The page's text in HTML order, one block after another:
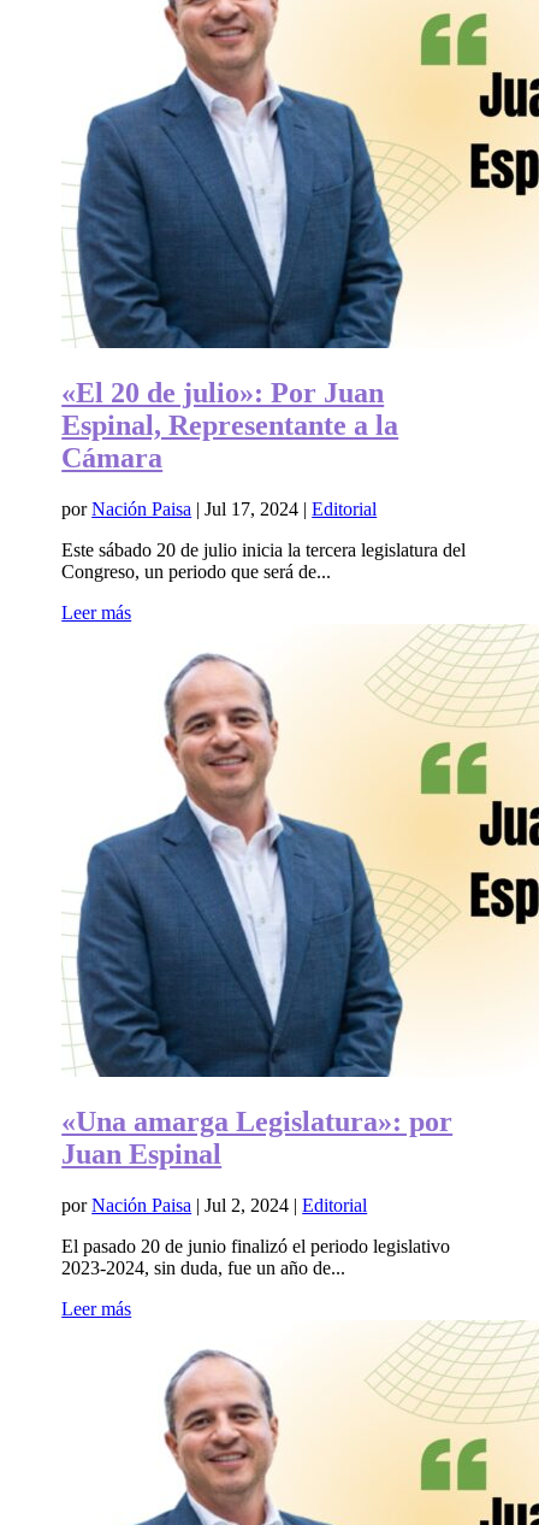
«El 20 de julio»: Por Juan
Espinal, Representante a la
Cámara
porNación Paisa |Jul 17, 2024 |Editorial
Este sábado 20 de julio inicia la tercera legislatura del
Congreso, un periodo que será de...
Leer más
«Una amarga Legislatura»: por
Juan Espinal
porNación Paisa |Jul 2, 2024 |Editorial
El pasado 20 de junio finalizó el periodo legislativo
2023-2024, sin duda, fue un año de...
Leer más